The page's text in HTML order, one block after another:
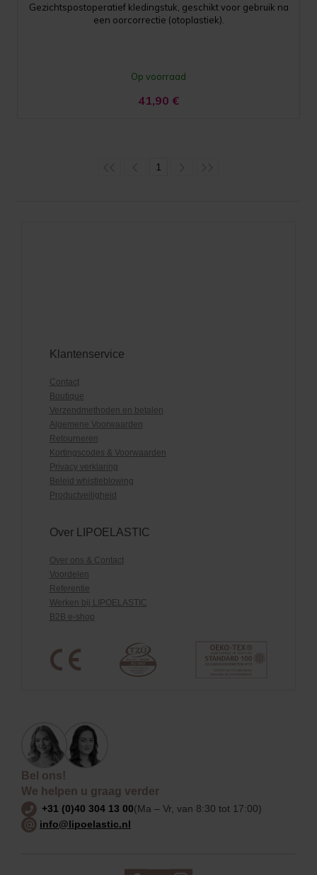
Gezichtspostoperatief kledingstuk, geschikt voor gebruik na
een oorcorrectie (otoplastiek).
Op voorraad
41,90 €
1
Klantenservice
Contact
Boutique
Verzendmethoden en betalen
Algemene Voorwaarden
Retourneren
Kortingscodes & Voorwaarden
Privacy verklaring
Beleid whistleblowing
Productveiligheid
Over LIPOELASTIC
Over ons & Contact
Voordelen
Referentie
Werken bij LIPOELASTIC
B2B e-shop
Bel ons!
We helpen u graag verder
+31 (0)40 304 13 00(Ma – Vr, van 8:30 tot 17:00)
info@lipoelastic.nl